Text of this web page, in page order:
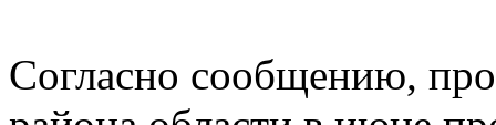
Согласно сообщению,